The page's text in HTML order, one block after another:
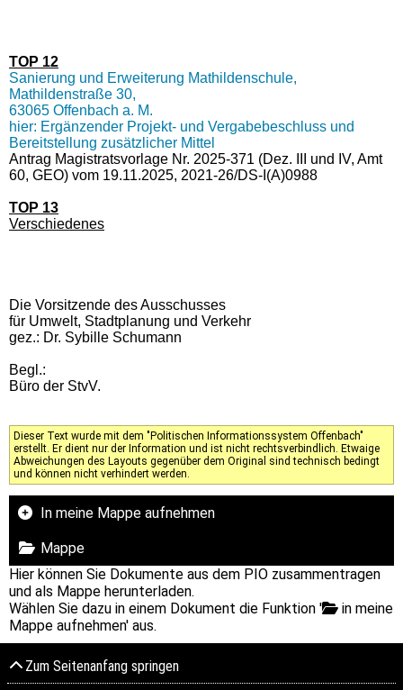
TOP 12
Sanierung und Erweiterung Mathildenschule,
Mathildenstraße 30,
63065 Offenbach a. M.
hier: Ergänzender Projekt- und Vergabebeschluss und
Bereitstellung zusätzlicher Mittel
Antrag Magistratsvorlage Nr. 2025-371 (Dez. III und IV, Amt
60, GEO) vom 19.11.2025, 2021-26/DS-I(A)0988
TOP 13
Verschiedenes
Die Vorsitzende des Ausschusses
für Umwelt, Stadtplanung und Verkehr
gez.: Dr. Sybille Schumann
Begl.:
Büro der StvV.
Dieser Text wurde mit dem "Politischen Informationssystem Offenbach"
erstellt. Er dient nur der Information und ist nicht rechtsverbindlich. Etwaige
Abweichungen des Layouts gegenüber dem Original sind technisch bedingt
und können nicht verhindert werden.
In meine Mappe aufnehmen
Mappe
Hier können Sie Dokumente aus dem PIO zusammentragen
und als Mappe herunterladen.
Wählen Sie dazu in einem Dokument die Funktion '
in meine
Mappe aufnehmen' aus.
Zum Seitenanfang springen